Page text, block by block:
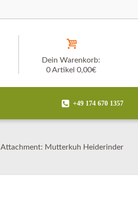
Dein Warenkorb:
0 Artikel 0,00€
+49 174 670 1357
Attachment: Mutterkuh Heiderinder